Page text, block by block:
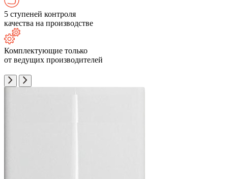
5 ступеней контроля
качества на производстве
Комплектующие только
от ведущих производителей